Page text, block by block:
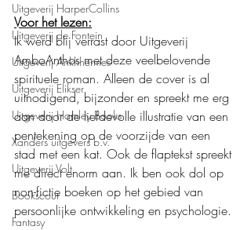
Uitgeverij HarperCollins
Uitgeverij de Fontein
Uitgeverij Ankhhermes
Uitgeverij Elikser
Uitgeverij Hamley Books
Xanders uitgevers b.v.
Uitgeverij Volt
Bookscout
Fantasy
Voor het lezen:
Ik werd blij verrast door Uitgeverij
AmboAnthos met deze veelbelovende
spirituele roman. Alleen de cover is al
uitnodigend, bijzonder en spreekt me erg
aan door de liefdevolle illustratie van een
pentekening op de voorzijde van een
stad met een kat. Ook de flaptekst spreekt
me direct enorm aan. Ik ben ook dol op
non-fictie boeken op het gebied van
persoonlijke ontwikkeling en psychologie.